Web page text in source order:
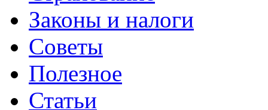
Законы и налоги
Советы
Полезное
Статьи